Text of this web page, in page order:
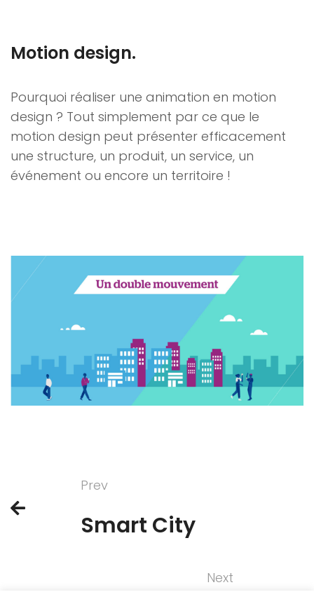
Motion design.
Pourquoi réaliser une animation en motion
design ? Tout simplement par ce que le
motion design peut présenter efficacement
une structure, un produit, un service, un
événement ou encore un territoire !
Prev
Smart City
Next